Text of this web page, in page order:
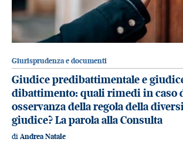
Giurisprudenza e documenti
Giudice predibattimentale e
dibattimento: quali rimedi in caso
osservanza della regola della
giudice? La parola alla Consulta
di Andrea Natale